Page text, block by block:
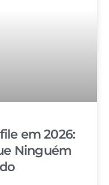
em 2026:
Ninguém